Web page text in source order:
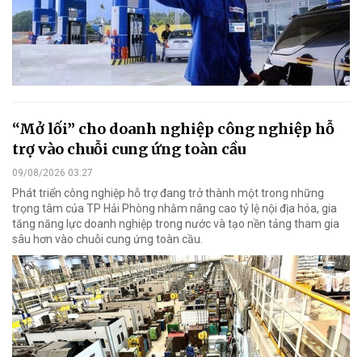
“Mở lối” cho doanh nghiệp công nghiệp hỗ
trợ vào chuỗi cung ứng toàn cầu
09/08/2026 03:27
Phát triển công nghiệp hỗ trợ đang trở thành một trong những
trọng tâm của TP Hải Phòng nhằm nâng cao tỷ lệ nội địa hóa, gia
tăng năng lực doanh nghiệp trong nước và tạo nền tảng tham gia
sâu hơn vào chuỗi cung ứng toàn cầu.